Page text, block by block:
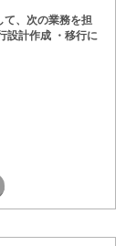
て、次の業務を担
設計作成 ・移行に